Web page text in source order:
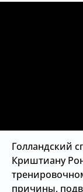
Голландский
Криштиану
причины,